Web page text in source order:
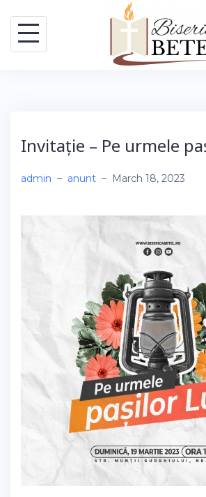
content
Invitație – Pe urmele
admin – anunt – March 18, 2023